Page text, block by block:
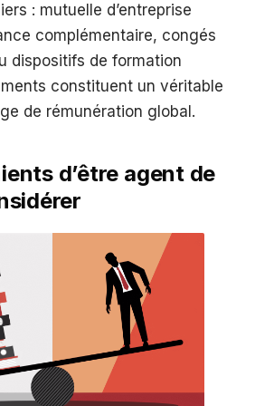
: mutuelle d’entreprise
complémentaire, congés
dispositifs de formation
constituent un véritable
de rémunération global.
d’être agent de